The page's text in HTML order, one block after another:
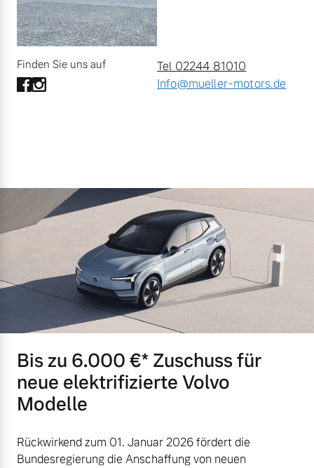
Tel 02244 81010
Info@mueller-motors.de
Finden Sie uns auf
Bis zu 6.000 €⁠* Zuschuss für
neue elektrifizierte Volvo
Modelle
Rückwirkend zum 01. Januar 2026 fördert die
Bundesregierung die Anschaffung von neuen